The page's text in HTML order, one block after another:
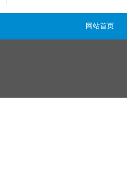
网站首页